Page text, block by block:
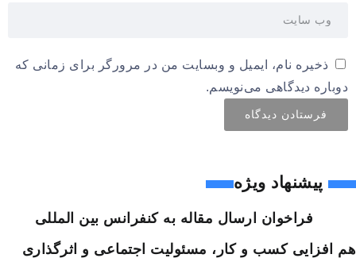
ذخیره نام، ایمیل و وبسایت من در مرورگر برای زمانی که
دوباره دیدگاهی می‌نویسم.
پیشنهاد ویژه
فراخوان ارسال مقاله به کنفرانس بین المللی
هم افزایی کسب و کار، مسئولیت اجتماعی و اثرگذاری